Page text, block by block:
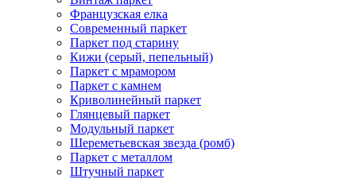
Французская елка
Современный паркет
Паркет под старину
Кижи (серый, пепельный)
Паркет с мрамором
Паркет с камнем
Криволинейный паркет
Глянцевый паркет
Модульный паркет
Шереметьевская звезда (ромб)
Паркет с металлом
Штучный паркет